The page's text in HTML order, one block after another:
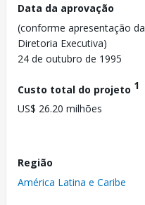
Data da aprovação
(conforme apresentação da
Diretoria Executiva)
24 de outubro de 1995
Custo total do projeto 1
US$ 26.20 milhões
Região
América Latina e Caribe